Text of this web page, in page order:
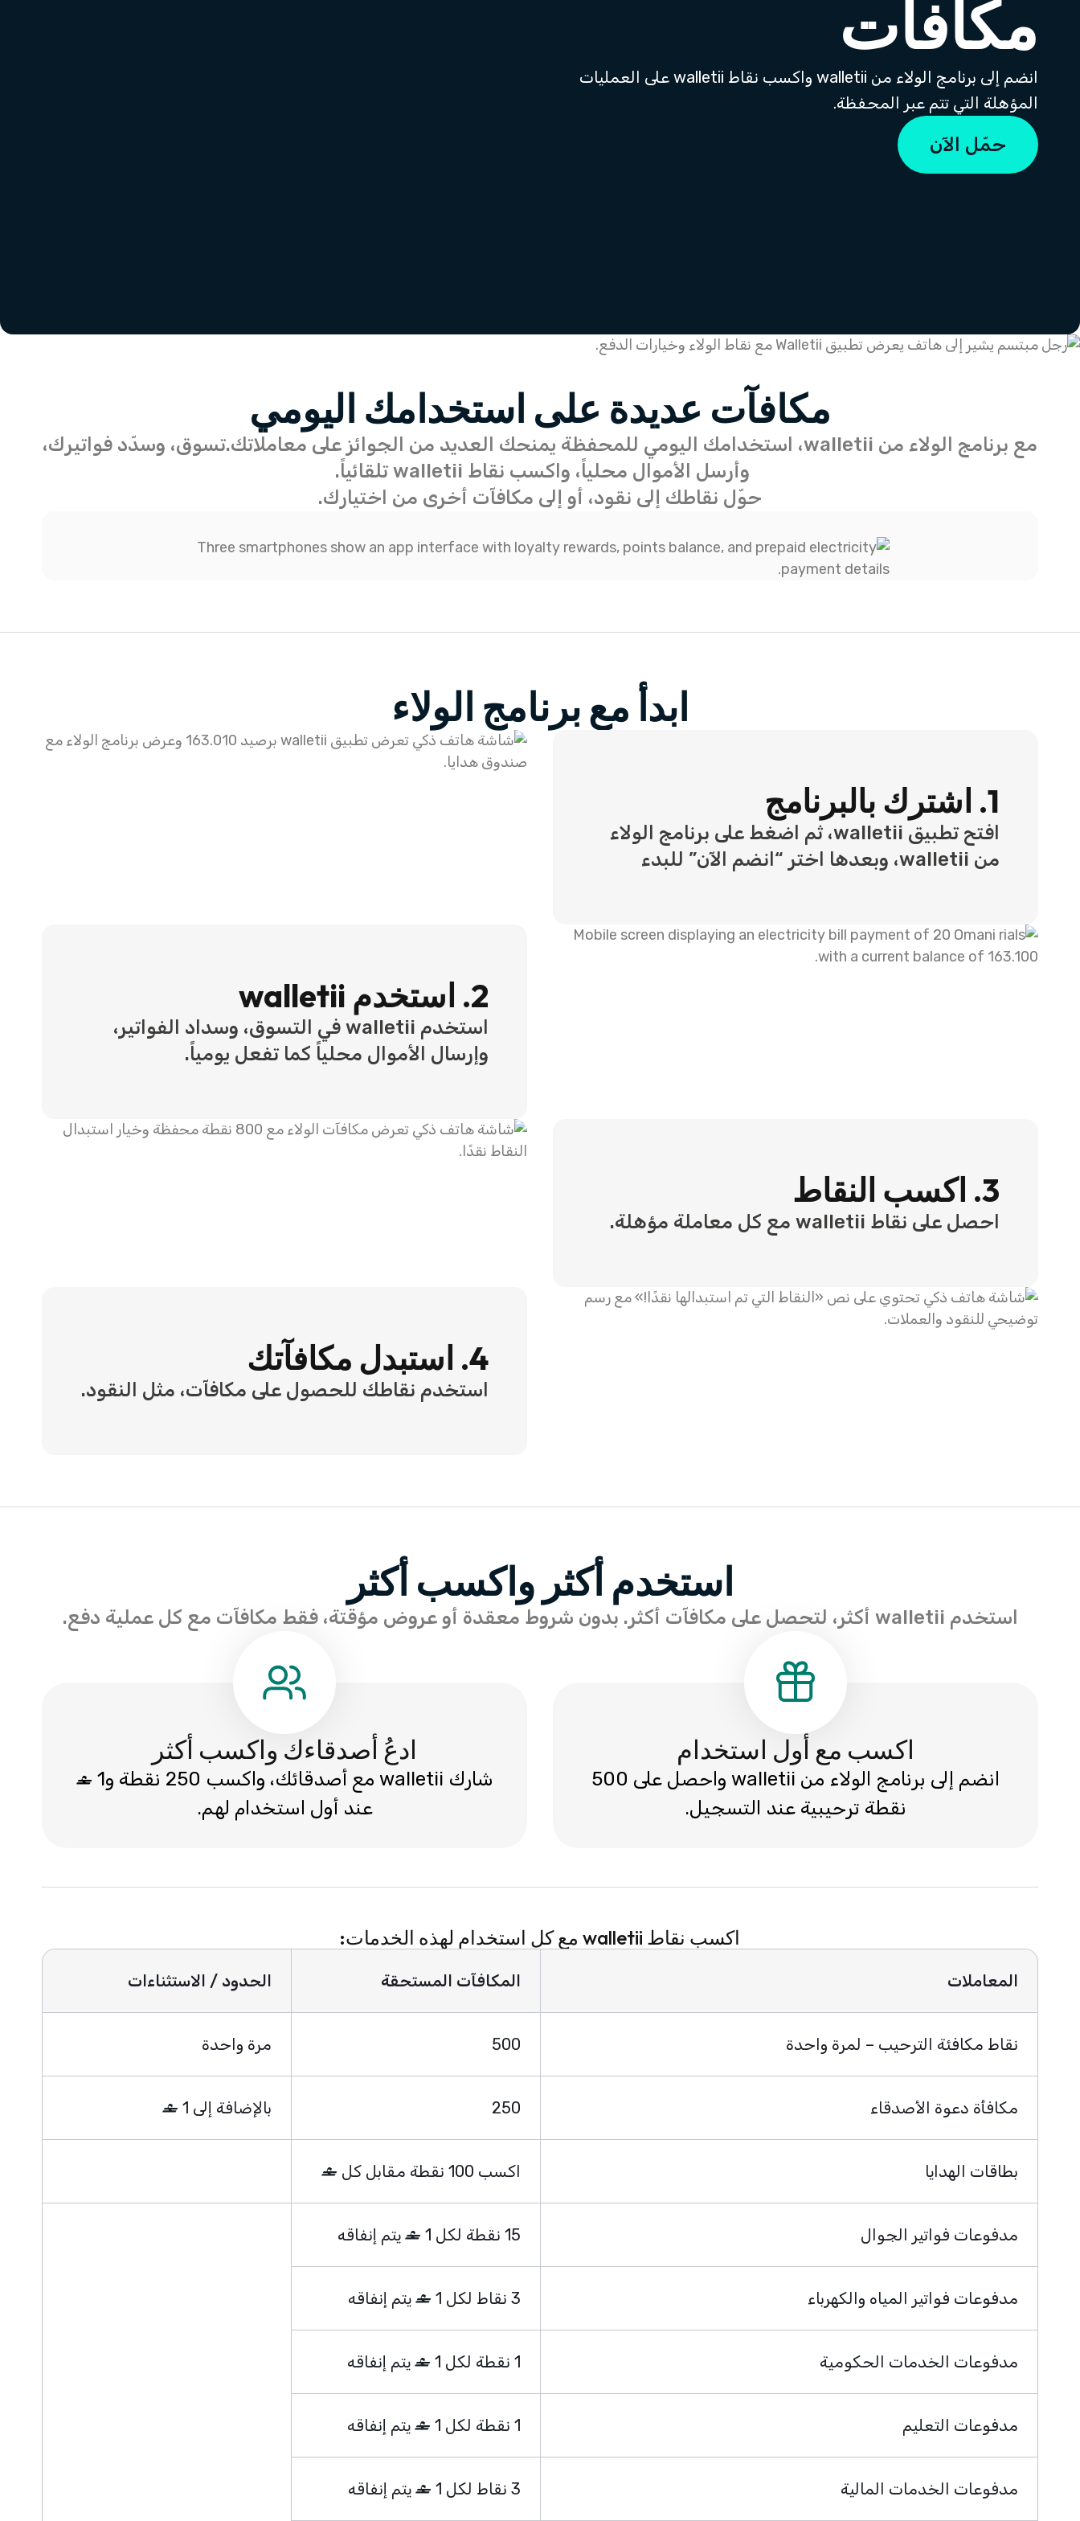
مكافآت
انضم إلى برنامج الولاء من walletii واكسب نقاط walletii على العمليات
المؤهلة التي تتم عبر المحفظة.
حمّل الآن
مكافآت عديدة على استخدامك اليومي
مع برنامج الولاء من walletii، استخدامك اليومي للمحفظة يمنحك العديد من الجوائز على معاملاتك. تسوق، وسدّد فواتيرك،
وأرسل الأموال محلياً، واكسب نقاط walletii تلقائياً.
حوّل نقاطك إلى نقود، أو إلى مكافآت أخرى من اختيارك.
ابدأ مع برنامج الولاء
1. اشترك بالبرنامج
افتح تطبيق walletii، ثم اضغط على برنامج الولاء
من walletii، وبعدها اختر “انضم الآن” للبدء
2. استخدم walletii
استخدم walletii في التسوق، وسداد الفواتير،
وإرسال الأموال محلياً كما تفعل يومياً.
3. اكسب النقاط
احصل على نقاط walletii مع كل معاملة مؤهلة.
4. استبدل مكافآتك
استخدم نقاطك للحصول على مكافآت، مثل النقود.
استخدم أكثر واكسب أكثر
استخدم walletii أكثر، لتحصل على مكافآت أكثر. بدون شروط معقدة أو عروض مؤقتة، فقط مكافآت مع كل عملية دفع.
اكسب مع أول استخدام
انضم إلى برنامج الولاء من walletii واحصل على 500
نقطة ترحيبية عند التسجيل.
ادعُ أصدقاءك واكسب أكثر
شارك walletii مع أصدقائك، واكسب 250 نقطة و1
عند أول استخدام لهم.
اكسب نقاط walletii مع كل استخدام لهذه الخدمات:
المعاملات المكافآت المستحقة الحدود / الاستثناءات
نقاط مكافئة الترحيب – لمرة واحدة 500 مرة واحدة
مكافأة دعوة الأصدقاء 250 بالإضافة إلى 1
بطاقات الهدايا اكسب 100 نقطة مقابل كل
مدفوعات فواتير الجوال 15 نقطة لكل 1 يتم إنفاقه
مدفوعات فواتير المياه والكهرباء 3 نقاط لكل 1 يتم إنفاقه
مدفوعات الخدمات الحكومية 1 نقطة لكل 1 يتم إنفاقه
مدفوعات التعليم 1 نقطة لكل 1 يتم إنفاقه
مدفوعات الخدمات المالية 3 نقاط لكل 1 يتم إنفاقه